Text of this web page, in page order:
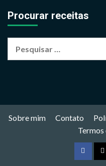
Procurar receitas
Sobre mim Contato
Termos